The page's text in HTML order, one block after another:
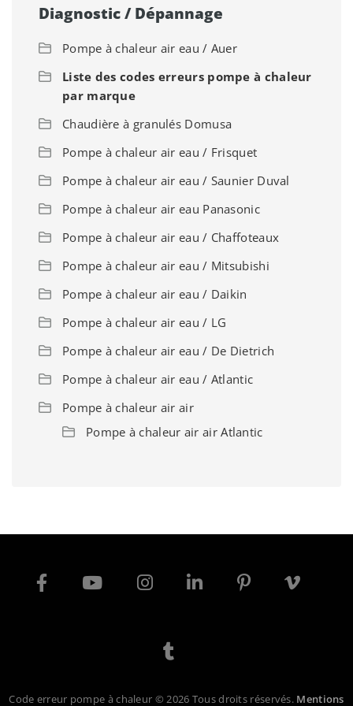
Diagnostic / Dépannage
Pompe à chaleur air eau / Auer
Liste des codes erreurs pompe à chaleur
par marque
Chaudière à granulés Domusa
Pompe à chaleur air eau / Frisquet
Pompe à chaleur air eau / Saunier Duval
Pompe à chaleur air eau Panasonic
Pompe à chaleur air eau / Chaffoteaux
Pompe à chaleur air eau / Mitsubishi
Pompe à chaleur air eau / Daikin
Pompe à chaleur air eau / LG
Pompe à chaleur air eau / De Dietrich
Pompe à chaleur air eau / Atlantic
Pompe à chaleur air air
Pompe à chaleur air air Atlantic
Code erreur pompe à chaleur © 2026 Tous droits réservés. Mentions